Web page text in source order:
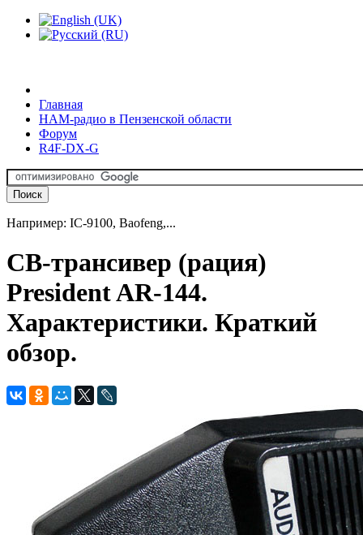
Главная
HAM-радио в Пензенской области
Форум
R4F-DX-G
Например: IC-9100, Baofeng,...
CB-трансивер (рация)
President AR-144.
Характеристики. Краткий
обзор.